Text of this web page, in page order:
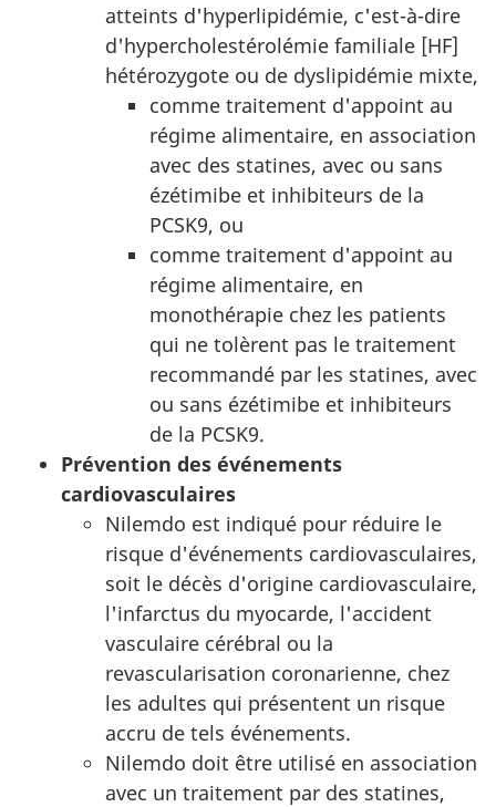
atteints d'hyperlipidémie, c'est-à-dire
d'hypercholestérolémie familiale [HF]
hétérozygote ou de dyslipidémie mixte,
comme traitement d'appoint au
régime alimentaire, en association
avec des statines, avec ou sans
ézétimibe et inhibiteurs de la
PCSK9, ou
comme traitement d'appoint au
régime alimentaire, en
monothérapie chez les patients
qui ne tolèrent pas le traitement
recommandé par les statines, avec
ou sans ézétimibe et inhibiteurs
de la PCSK9.
Prévention des événements
cardiovasculaires
Nilemdo est indiqué pour réduire le
risque d'événements cardiovasculaires,
soit le décès d'origine cardiovasculaire,
l'infarctus du myocarde, l'accident
vasculaire cérébral ou la
revascularisation coronarienne, chez
les adultes qui présentent un risque
accru de tels événements.
Nilemdo doit être utilisé en association
avec un traitement par des statines,